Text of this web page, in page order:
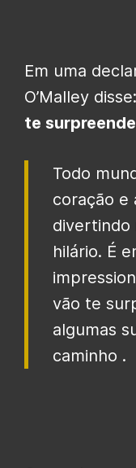
Em uma
O’Malley disse:
te
Todo
coração e
divertindo
hilário. É
vão te
algumas
caminho .